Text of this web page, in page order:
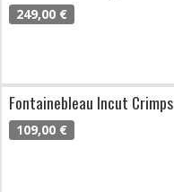
249,00 €
Fontainebleau Incut Crimps
109,00 €